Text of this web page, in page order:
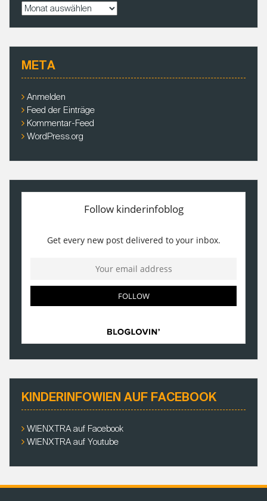
A
r
h
v
e
META
Anmelden
Feed der Einträge
Kommentar-Feed
WordPress.org
KINDERINFOWIEN AUF FACEBOOK
WIENXTRA auf Facebook
WIENXTRA auf Youtube